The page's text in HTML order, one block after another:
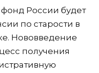
России будет
по старости в
Нововведение
получения